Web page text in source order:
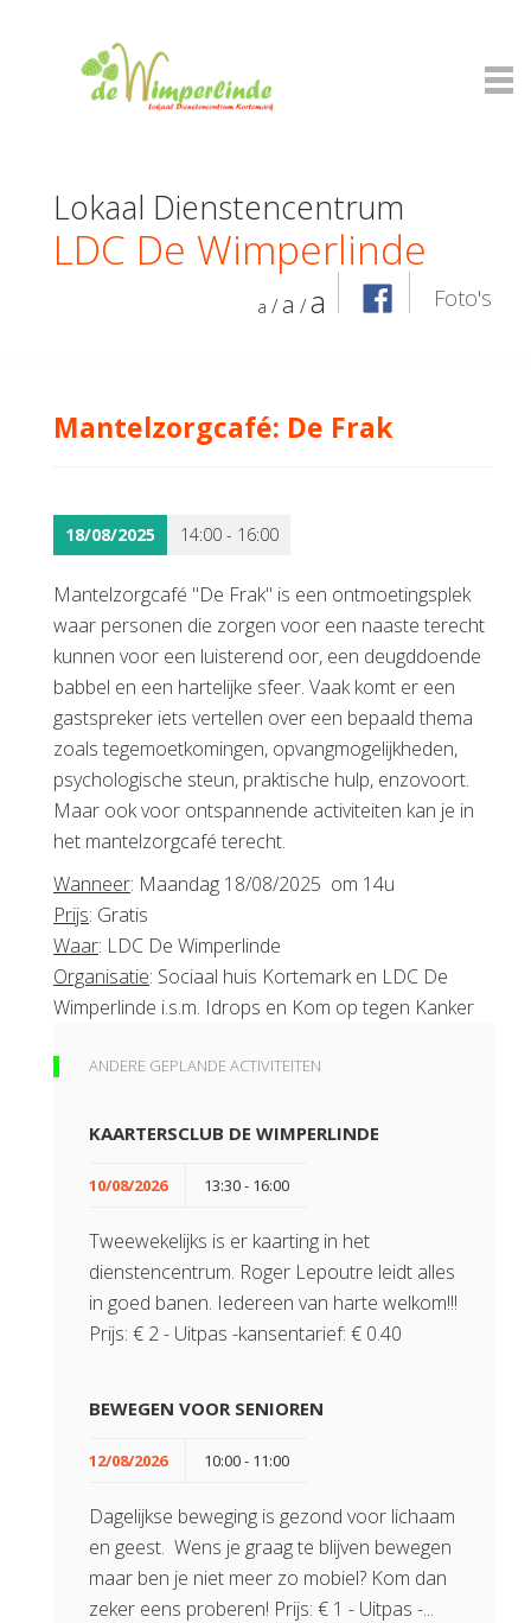
Lokaal Dienstencentrum
LDC De Wimperlinde
a / a /a Foto's
Mantelzorgcafé: De Frak
18/08/2025 14:00 - 16:00
Mantelzorgcafé "De Frak" is een ontmoetingsplek
waar personen die zorgen voor een naaste terecht
kunnen voor een luisterend oor, een deugddoende
babbel en een hartelijke sfeer. Vaak komt er een
gastspreker iets vertellen over een bepaald thema
zoals tegemoetkomingen, opvangmogelijkheden,
psychologische steun, praktische hulp, enzovoort.
Maar ook voor ontspannende activiteiten kan je in
het mantelzorgcafé terecht.
Wanneer: Maandag 18/08/2025 om 14u
Prijs: Gratis
Waar: LDC De Wimperlinde
Organisatie: Sociaal huis Kortemark en LDC De
Wimperlinde i.s.m. Idrops en Kom op tegen Kanker
ANDERE GEPLANDE ACTIVITEITEN
KAARTERSCLUB DE WIMPERLINDE
10/08/2026 13:30 - 16:00
Tweewekelijks is er kaarting in het
dienstencentrum. Roger Lepoutre leidt alles
in goed banen. Iedereen van harte welkom!!!
Prijs: € 2 - Uitpas -kansentarief: € 0.40
BEWEGEN VOOR SENIOREN
12/08/2026 10:00 - 11:00
Dagelijkse beweging is gezond voor lichaam
en geest. Wens je graag te blijven bewegen
maar ben je niet meer zo mobiel? Kom dan
zeker eens proberen! Prijs: € 1 - Uitpas -...